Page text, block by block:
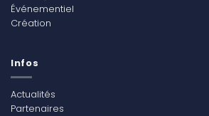
Événementiel
Création
Infos
Actualités
Partenaires